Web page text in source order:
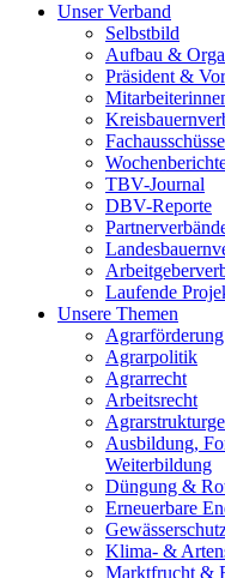
Unser Verband
Selbstbild
Aufbau &
Präsident &
Fachausschüsse
TBV-Journal
DBV-Reporte
Laufende
Unsere Themen
Agrarförderung
Agrarpolitik
Agrarrecht
Arbeitsrecht
Ausbildung,
Weiterbildung
Düngung &
Erneuerbare
Klima- &
Marktfrucht &